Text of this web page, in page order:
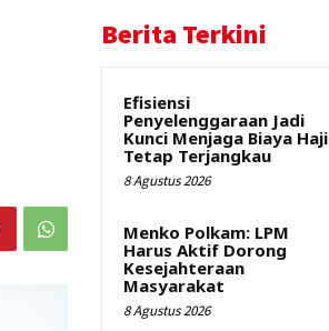
Berita Terkini
Efisiensi
Penyelenggaraan Jadi
Kunci Menjaga Biaya Haji
Tetap Terjangkau
8 Agustus 2026
Menko Polkam: LPM
Harus Aktif Dorong
Kesejahteraan
Masyarakat
8 Agustus 2026